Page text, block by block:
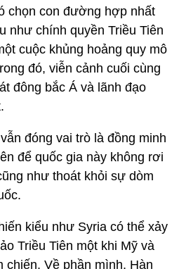
chọn con đường hợp nhất
như chính quyền Triều Tiên
cuộc khủng hoảng quy mô
đó, viễn cảnh cuối cùng
đông bắc Á và lãnh đạo
đóng vai trò là đồng minh
để quốc gia này không rơi
như thoát khỏi sự dòm
kiểu như Syria có thể xảy
Triều Tiên một khi Mỹ và
chiến. Về phần mình, Hàn